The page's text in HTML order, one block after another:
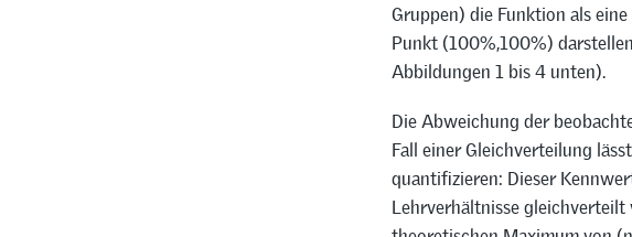
Gruppen) die Funktion als
Punkt (100%,100%)
Abbildungen 1 bis 4 unten).
Die Abweichung der
Fall einer Gleichverteilung
quantifizieren: Dieser
Lehrverhältnisse gleichverteilt